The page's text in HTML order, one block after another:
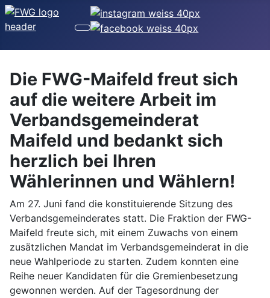
Die FWG-Maifeld freut sich
auf die weitere Arbeit im
Verbandsgemeinderat
Maifeld und bedankt sich
herzlich bei Ihren
Wählerinnen und Wählern!
Am 27. Juni fand die konstituierende Sitzung des
Verbandsgemeinderates statt. Die Fraktion der FWG-
Maifeld freute sich, mit einem Zuwachs von einem
zusätzlichen Mandat im Verbandsgemeinderat in die
neue Wahlperiode zu starten. Zudem konnten eine
Reihe neuer Kandidaten für die Gremienbesetzung
gewonnen werden. Auf der Tagesordnung der